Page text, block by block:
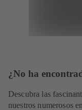
¿No ha
Descubra las
nuestros numerosos